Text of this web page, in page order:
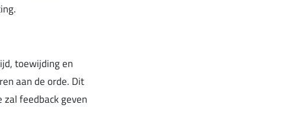
toewijding en
aan de orde. Dit
feedback geven